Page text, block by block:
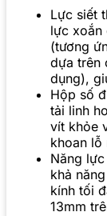
Lực siết
lực xoắn
(tương
dựa trên
dụng),
Hộp số
tải linh
vít khỏe
khoan lỗ
Năng
khả
kính tối
13mm